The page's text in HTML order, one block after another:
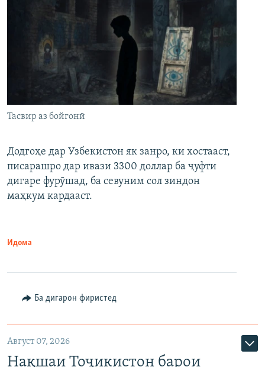
Тасвир аз бойгонӣ
Додгоҳе дар Узбекистон як занро, ки хостааст,
писарашро дар ивази 3300 доллар ба ҷуфти
дигаре фурӯшад, ба севуним сол зиндон
маҳкум кардааст.
Идома
Ба дигарон фиристед
Август 07, 2026
Нақшаи Тоҷикистон барои